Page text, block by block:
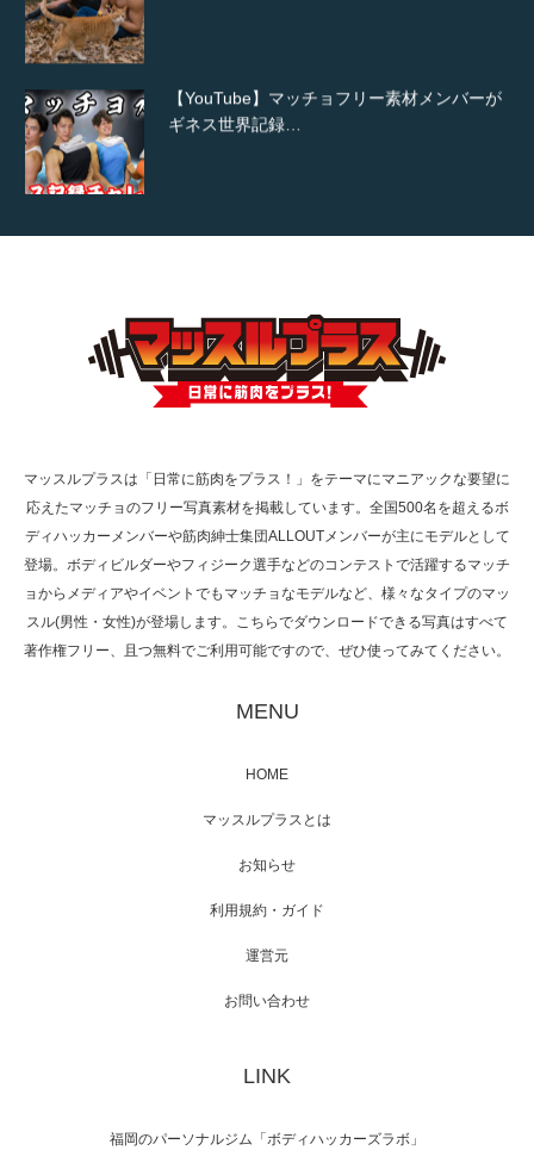
【YouTube】マッチョフリー素材メンバーが
ギネス世界記録…
【TV】TBS番組「ひるおび」にてマッスルプ
TOKYO FMラジオ番組「ONE MORNING」
で紹介さ…
た（6/8放送）
映画「メカバース」舞台挨拶へマッスルプラ
【TV】NHK BS「COOL JAPAN 」にてマッス
「ねとらぼ」さんに…
マッスルプラスは「日常に筋肉をプラス！」をテーマにマニアックな要望に
応えたマッチョのフリー写真素材を掲載しています。全国500名を超えるボ
ディハッカーメンバーや筋肉紳士集団ALLOUTメンバーが主にモデルとして
登場。ボディビルダーやフィジーク選手などのコンテストで活躍するマッチ
ョからメディアやイベントでもマッチョなモデルなど、様々なタイプのマッ
スル(男性・女性)が登場します。こちらでダウンロードできる写真はすべて
著作権フリー、且つ無料でご利用可能ですので、ぜひ使ってみてください。
MENU
HOME
マッスルプラスとは
お知らせ
利用規約・ガイド
運営元
お問い合わせ
LINK
福岡のパーソナルジム「ボディハッカーズラボ」